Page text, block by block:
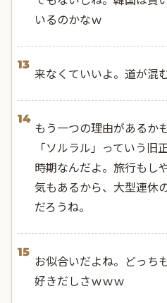
いるのかなｗ
13
来なくていいよ。道が混
14
もう一つの理由があるか
「ソルラル」っていう旧
時期なんだよ。旅行もし
気もあるから、大型連休
だろうね。
15
お似合いだよね。どっち
好きだしさｗｗｗ